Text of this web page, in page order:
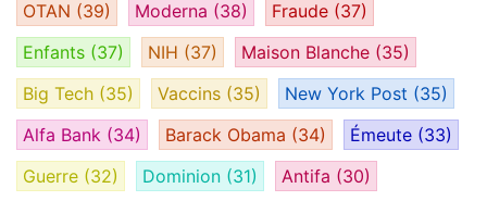
OTAN (39) Moderna (38) Fraude (37)
Enfants (37) NIH (37) Maison Blanche (35)
Big Tech (35) Vaccins (35) New York Post (35)
Alfa Bank (34) Barack Obama (34) Émeute (33)
Guerre (32) Dominion (31) Antifa (30)